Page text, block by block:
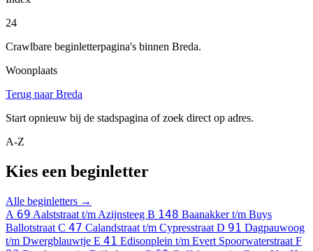
24
Crawlbare beginletterpagina's binnen Breda.
Woonplaats
Terug naar Breda
Start opnieuw bij de stadspagina of zoek direct op adres.
A-Z
Kies een beginletter
Alle beginletters →
A 69 Aalststraat t/m Azijnsteeg B 148 Baanakker t/m Buys
Ballotstraat C 47 Calandstraat t/m Cypresstraat D 91 Dagpauwoog
t/m Dwergblauwtje E 41 Edisonplein t/m Evert Spoorwaterstraat F